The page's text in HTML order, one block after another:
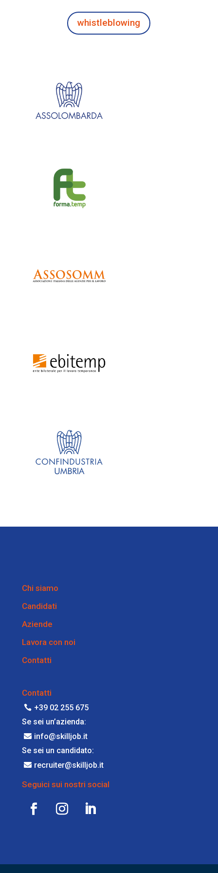
whistleblowing
Chi siamo
Candidati
Aziende
Lavora con noi
Contatti
Contatti
+39 02 255 675
Se sei un’azienda:
info@skilljob.it
Se sei un candidato:
recruiter@skilljob.it
Seguici sui nostri social